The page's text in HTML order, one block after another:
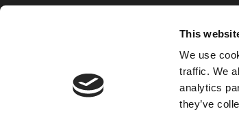
This
We use
traffic. We
analytics
they’ve